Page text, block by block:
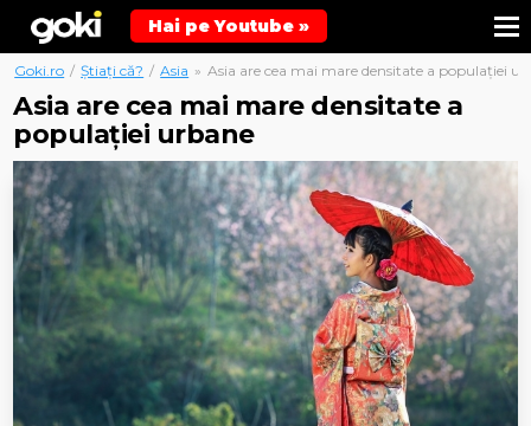
Hai pe Youtube »
Goki.ro / Știați că? / Asia » Asia are cea mai mare densitate a populației
Asia are cea mai mare densitate a
populației urbane